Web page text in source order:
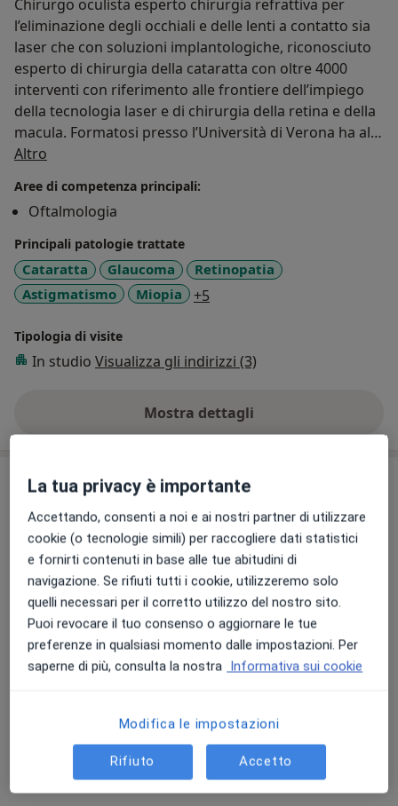
Chirurgo oculista esperto chirurgia refrattiva per
l’eliminazione degli occhiali e delle lenti a contatto sia
laser che con soluzioni implantologiche, riconosciuto
esperto di chirurgia della cataratta con oltre 4000
interventi con riferimento alle frontiere dell’impiego
della tecnologia laser e di chirurgia della retina e della
macula. Formatosi presso l’Università di Verona ha al
suo attivo la lunga carriera chirurgica come chirurgo
curiosità della ricerca di soluzioni sempre nuove e
migliorative, invitato a partecipare come docente,
relatore e chirurgo in diretta a numerosi congressi sia
nazionali che internazionali. E’ inoltre membro della
Società Italiana di Oftalmologia, SOI, e della European
Society of Cataract and Refractive Surgery, ESCRS. Ha
percorsi del paziente grazie al conseguimento di un
master in presso la Kellogg School of Management-
Altro
Aree di competenza principali:
Oftalmologia
Principali patologie trattate
Cataratta Glaucoma
Retinopatia
Astigmatismo
Miopia +5
Tipologia di visite
In studio Visualizza gli indirizzi (3)
Mostra dettagli
sull'esperienza
Prestazioni e prezzi
Visita oculistica
130 € Dettagli Prenota una visita
Prima visita oculistica
Dettagli
Visita oculistica pediatrica
Dettagli
La tua privacy è importante
Accettando, consenti a noi e ai nostri partner di utilizzare
cookie (o tecnologie simili) per raccogliere dati statistici
e fornirti contenuti in base alle tue abitudini di
navigazione. Se rifiuti tutti i cookie, utilizzeremo solo
quelli necessari per il corretto utilizzo del nostro sito.
Puoi revocare il tuo consenso o aggiornare le tue
preferenze in qualsiasi momento dalle impostazioni. Per
saperne di più, consulta la nostra Informativa sui cookie
Modifica le impostazioni
Rifiuto Accetto